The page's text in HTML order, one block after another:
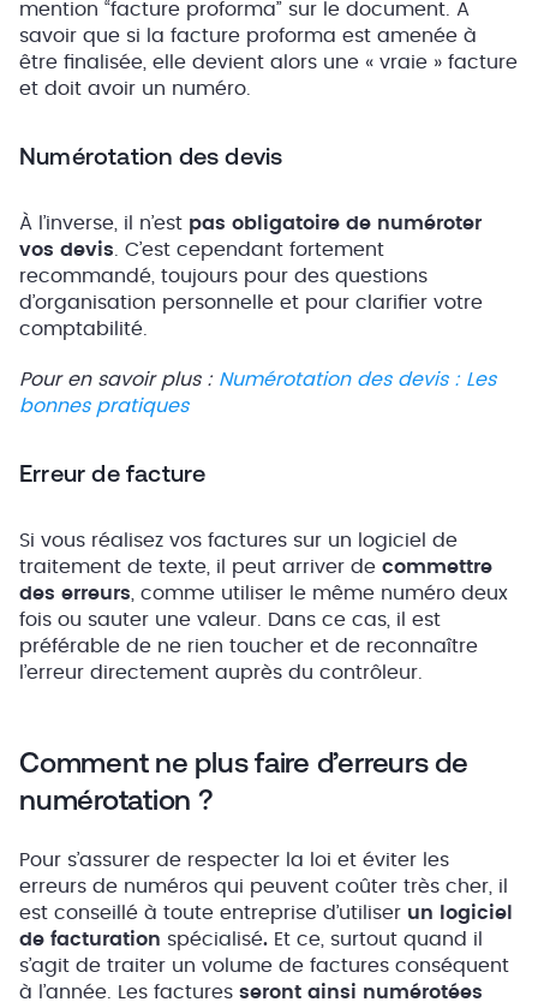
mention “facture proforma” sur le document. A
savoir que si la facture proforma est amenée à
être finalisée, elle devient alors une « vraie » facture
et doit avoir un numéro.
Numérotation des devis
À l’inverse, il n’est pas obligatoire de numéroter
vos devis. C’est cependant fortement
recommandé, toujours pour des questions
d’organisation personnelle et pour clarifier votre
comptabilité.
Pour en savoir plus : Numérotation des devis : Les
bonnes pratiques
Erreur de facture
Si vous réalisez vos factures sur un logiciel de
traitement de texte, il peut arriver de commettre
des erreurs, comme utiliser le même numéro deux
fois ou sauter une valeur. Dans ce cas, il est
préférable de ne rien toucher et de reconnaître
l’erreur directement auprès du contrôleur.
Comment ne plus faire d’erreurs de
numérotation ?
Pour s’assurer de respecter la loi et éviter les
erreurs de numéros qui peuvent coûter très cher, il
est conseillé à toute entreprise d’utiliser un logiciel
de facturation spécialisé. Et ce, surtout quand il
s’agit de traiter un volume de factures conséquent
à l’année. Les factures seront ainsi numérotées